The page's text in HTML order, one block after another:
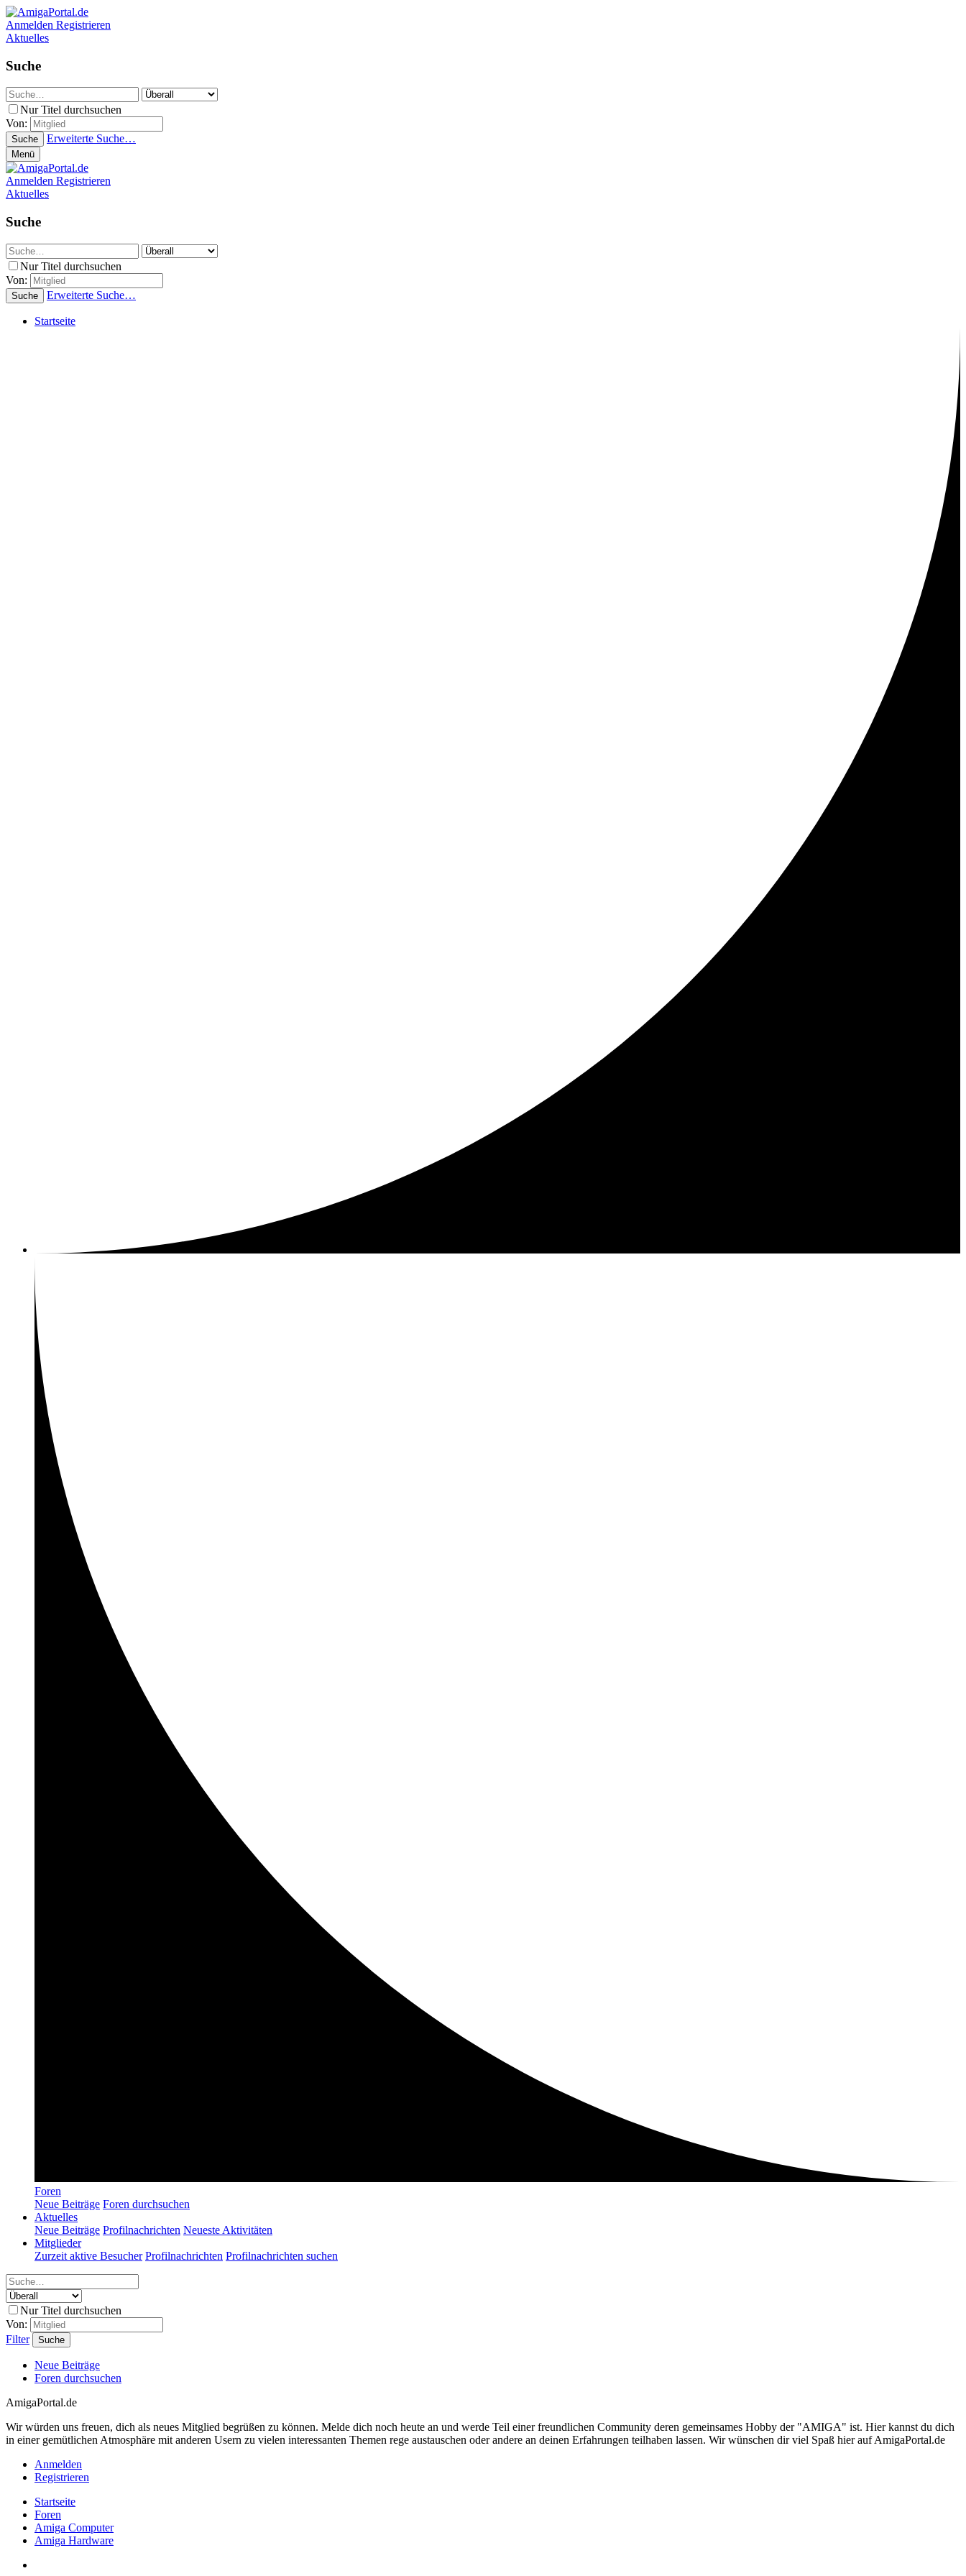
Anmelden Registrieren
Aktuelles
Suche
Nur Titel durchsuchen
Von:
Suche Erweiterte Suche…
Menü
Anmelden Registrieren
Aktuelles
Suche
Nur Titel durchsuchen
Von:
Suche Erweiterte Suche…
Startseite
Foren
Neue Beiträge Foren durchsuchen
Aktuelles
Neue Beiträge Profilnachrichten Neueste Aktivitäten
Mitglieder
Zurzeit aktive Besucher Profilnachrichten Profilnachrichten suchen
Nur Titel durchsuchen
Von:
Filter
Suche
Neue Beiträge
Foren durchsuchen
AmigaPortal.de
Wir würden uns freuen, dich als neues Mitglied begrüßen zu können. Melde dich noch heute an und werde Teil einer freundlichen Community deren gemeinsames Hobby der "AMIGA" ist. Hier kannst du dich
in einer gemütlichen Atmosphäre mit anderen Usern zu vielen interessanten Themen rege austauschen oder andere an deinen Erfahrungen teilhaben lassen. Wir wünschen dir viel Spaß hier auf AmigaPortal.de
Anmelden
Registrieren
Startseite
Foren
Amiga Computer
Amiga Hardware